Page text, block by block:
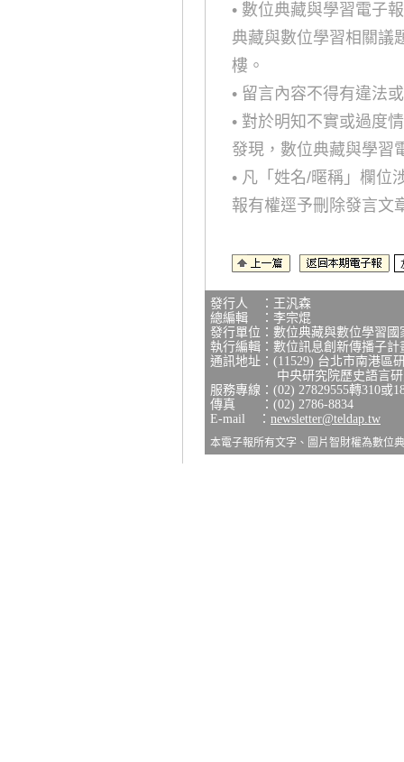
• 數位典藏與學習電子
典藏與數位學習相關議
樓。
• 留言內容不得有違法
• 對於明知不實或過度
發現，數位典藏與學習
• 凡「姓名/暱稱」欄位
報有權逕予刪除發言文
發行人 ：王汎森
總編輯 ：李宗焜
發行單位：數位典藏與數位學習
執行編輯：數位訊息創新傳播子計
通訊地址：(11529) 台北市南港區
中央研究院歷史語言研究
服務專線：(02) 27829555轉310或
傳真 ：(02) 2786-8834
E-mail ： newsletter@teldap.tw
本電子報所有文字、圖片智財權為數位